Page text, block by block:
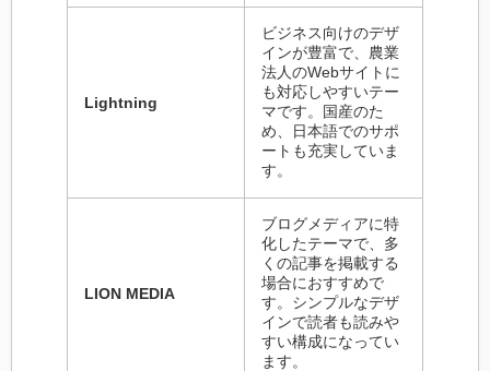
Lightning
ビジネス向けのデザ
インが豊富で、農業
法人のWebサイトに
も対応しやすいテー
マです。国産のた
め、日本語でのサポ
ートも充実していま
す。
LION MEDIA
ブログメディアに特
化したテーマで、多
くの記事を掲載する
場合におすすめで
す。シンプルなデザ
インで読者も読みや
すい構成になってい
ます。